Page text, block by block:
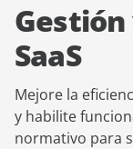
Confidence
Precios
Partners
SaaS
Mejore la
y habilite
normativo para